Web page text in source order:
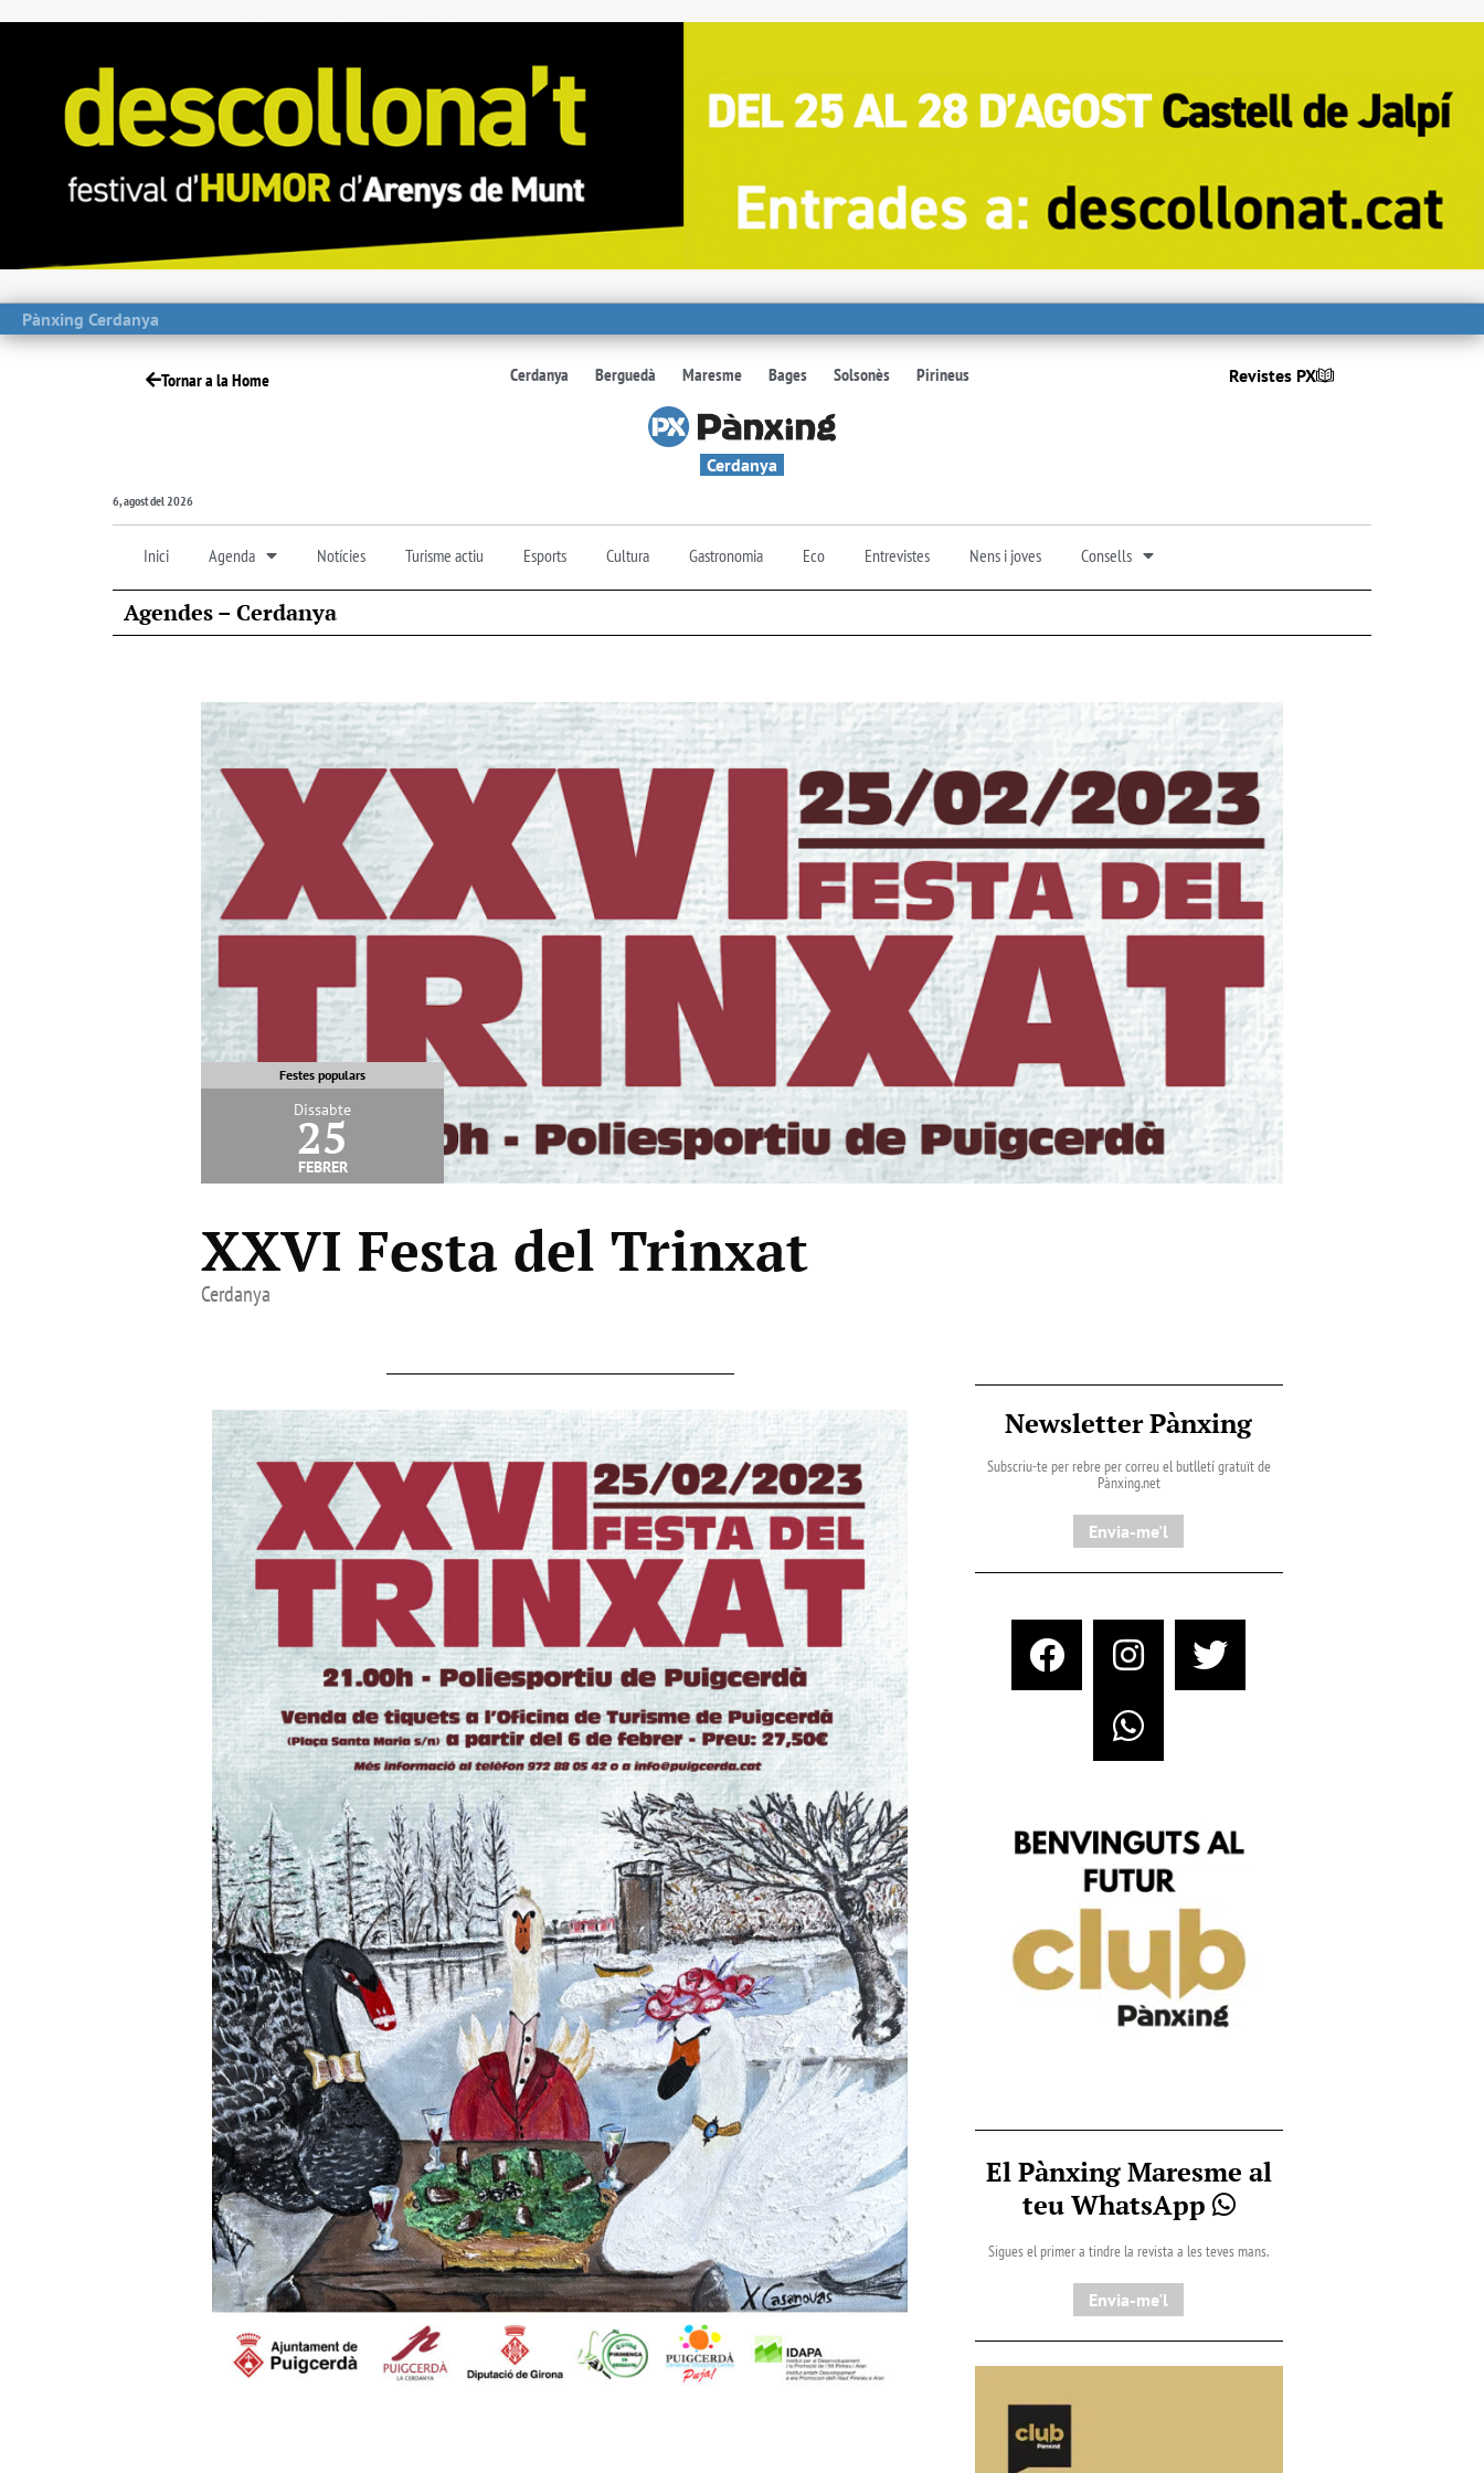
Pànxing Cerdanya
Tornar a la Home Cerdanya Berguedà Maresme Bages Solsonès Pirineus Revistes PX
Cerdanya
6, agost del 2026
Inici Agenda Notícies Turisme actiu Esports Cultura Gastronomia Eco Entrevistes Nens i joves Consells
Agendes – Cerdanya
Festes populars
Dissabte
25
febrer
XXVI Festa del Trinxat
Cerdanya
Newsletter Pànxing
Subscriu-te per rebre per correu el butlletí gratuït de
Pànxing.net​
Envia-me'l
El Pànxing Maresme al
teu WhatsApp
Sigues el primer a tindre la revista a les teves mans.
Envia-me'l